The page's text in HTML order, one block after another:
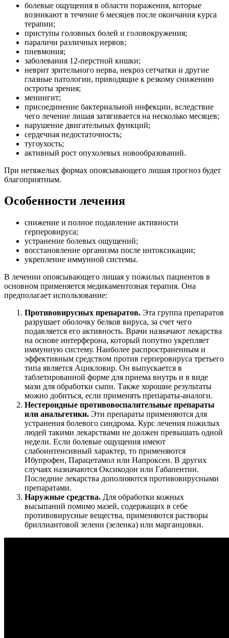
болевые ощущения в области поражения, которые
возникают в течение 6 месяцев после окончания курса
терапии;
приступы головных болей и головокружения;
параличи различных нервов;
пневмония;
заболевания 12-перстной кишки;
неврит зрительного нерва, некроз сетчатки и другие
глазные патологии, приводящие к резкому снижению
остроты зрения;
менингит;
присоединение бактериальной инфекции, вследствие
чего лечение лишая затягивается на несколько месяцев;
нарушение двигательных функций;
сердечная недостаточность;
тугоухость;
активный рост опухолевых новообразований.
При нетяжелых формах опоясывающего лишая прогноз будет
благоприятным.
Особенности лечения
снижение и полное подавление активности
герперовируса;
устранение болевых ощущений;
восстановление организма после интоксикации;
укрепление иммунной системы.
В лечении опоясывающего лишая у пожилых пациентов в
основном применяется медикаментозная терапия. Она
предполагает использование:
Противовирусных препаратов. Эта группа препаратов
разрушает оболочку белков вируса, за счет чего
подавляется его активность. Врачи назначают лекарства
на основе интерферона, который попутно укрепляет
иммунную систему. Наиболее распространенным и
эффективным средством против герперовируса третьего
типа является Ацикловир. Он выпускается в
таблетированной форме для приема внутрь и в виде
мази для обработки сыпи. Также хорошие результаты
можно добиться, если применять препараты-аналоги.
Нестероидные противовоспалительные препараты
или анальгетики. Эти препараты применяются для
устранения болевого синдрома. Курс лечения пожилых
людей такими лекарствами не должен превышать одной
недели. Если болевые ощущения имеют
слабоинтенсивный характер, то применяются
Ибупрофен, Парацетамол или Напроксен. В других
случаях назначаются Оксикодон или Габапентин.
Последние лекарства дополняются противовирусными
препаратами.
Наружные средства. Для обработки кожных
высыпаний помимо мазей, содержащих в себе
противовирусные вещества, применяются растворы
бриллиантовой зелени (зеленка) или марганцовки.